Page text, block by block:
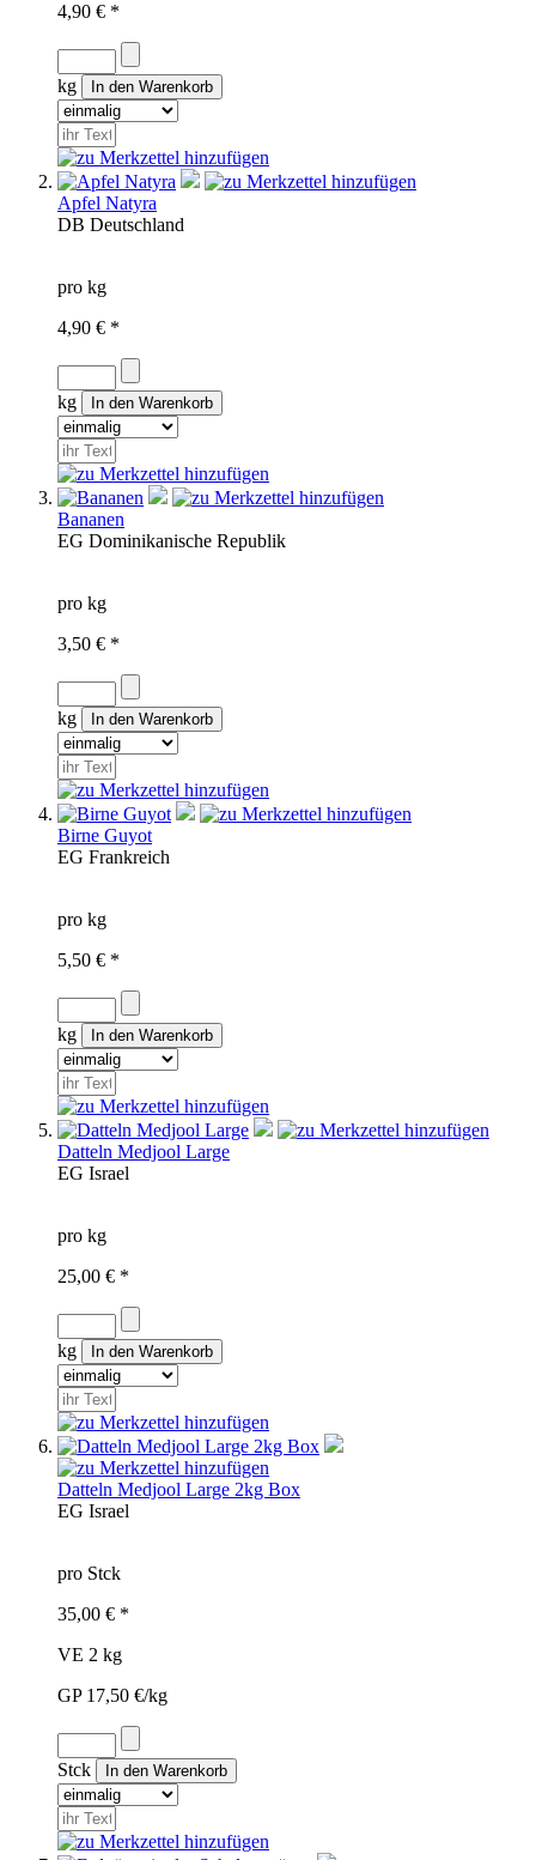
4,90 € *
kg
Apfel Natyra
DB Deutschland
pro kg
4,90 € *
kg
Bananen
EG Dominikanische Republik
pro kg
3,50 € *
kg
Birne Guyot
EG Frankreich
pro kg
5,50 € *
kg
Datteln Medjool Large
EG Israel
pro kg
25,00 € *
kg
Datteln Medjool Large 2kg Box
EG Israel
pro Stck
35,00 € *
VE 2 kg
GP 17,50 €/kg
Stck